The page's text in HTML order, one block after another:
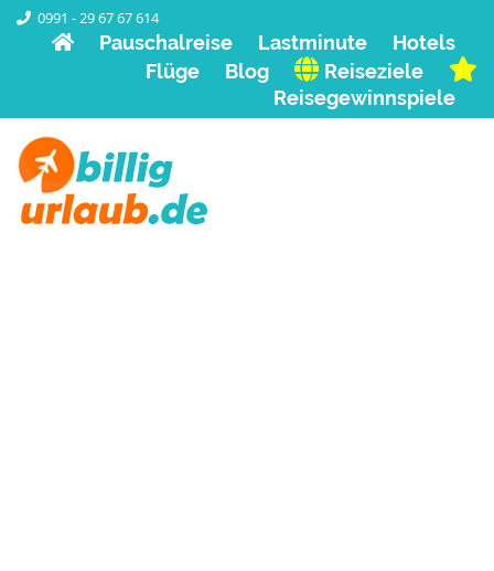
0991 - 29 67 67 614
Pauschalreise Lastminute
Hotels
Flüge
Blog
Reiseziele
Reisegewinnspiele